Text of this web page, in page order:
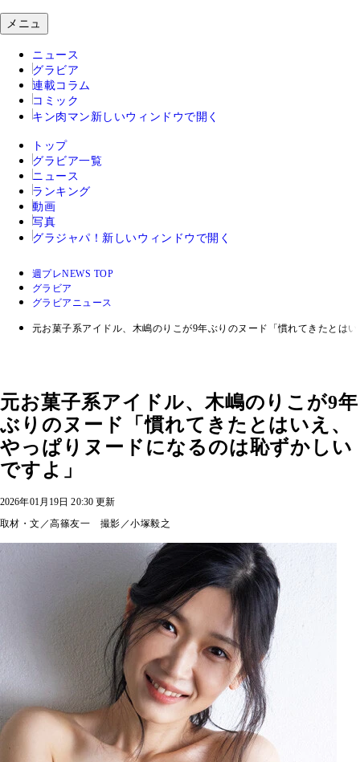
メニュ
ニュース
グラビア
連載コラム
コミック
キン肉マン 新しいウィンドウで開く
トップ
グラビア一覧
ニュース
ランキング
動画
写真
グラジャパ！ 新しいウィンドウで開く
週プレNEWS TOP
グラビア
グラビアニュース
元お菓子系アイドル、木嶋のりこが9年ぶりのヌード「慣れてきたとは
元お菓子系アイドル、木嶋のりこが9年
ぶりのヌード「慣れてきたとはいえ、
やっぱりヌードになるのは恥ずかしい
ですよ」
2026年01月19日 20:30 更新
取材・文／高篠友一 撮影／小塚毅之